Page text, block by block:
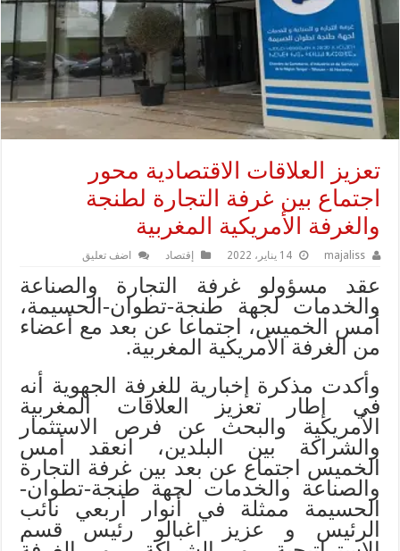
تعزيز العلاقات الاقتصادية محور
اجتماع بين غرفة التجارة لطنجة
والغرفة الأمريكية المغربية
majaliss 14 يناير، 2022 إقتصاد اضف تعليق
عقد مسؤولو غرفة التجارة والصناعة
والخدمات لجهة طنجة-تطوان-الحسيمة،
أمس الخميس، اجتماعا عن بعد مع أعضاء
من الغرفة الأمريكية المغربية.
وأكدت مذكرة إخبارية للغرفة الجهوية أنه
في إطار تعزيز العلاقات المغربية
الأمريكية والبحث عن فرص الاستثمار
والشراكة بين البلدين، انعقد أمس
الخميس اجتماع عن بعد بين غرفة التجارة
والصناعة والخدمات لجهة طنجة-تطوان-
الحسيمة ممثلة في أنوار أربعي نائب
الرئيس و عزيز اغبالو رئيس قسم